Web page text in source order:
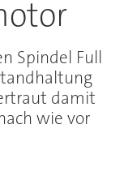
Spindel Full
damit
wie vor